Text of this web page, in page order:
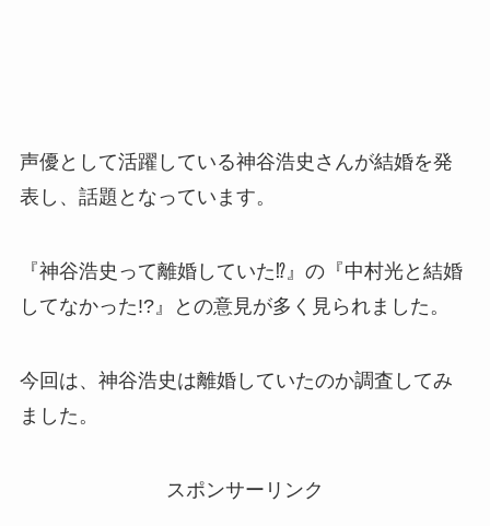
声優として活躍している神谷浩史さんが結婚を発
表し、話題となっています。
『神谷浩史って離婚していた⁉』の『中村光と結婚
してなかった!?』との意見が多く見られました。
今回は、神谷浩史は離婚していたのか調査してみ
ました。
スポンサーリンク